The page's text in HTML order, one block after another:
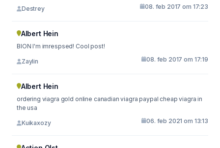
Destrey 08. feb 2017 om 17:23
Albert Hein
BION I'm imrespsed! Cool post!
Zaylin 08. feb 2017 om 17:19
Albert Hein
ordering viagra gold online canadian viagra paypal cheap viagra in
the usa
Kuikaxozy 06. feb 2021 om 13:13